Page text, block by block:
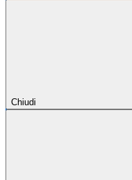
Chiudi